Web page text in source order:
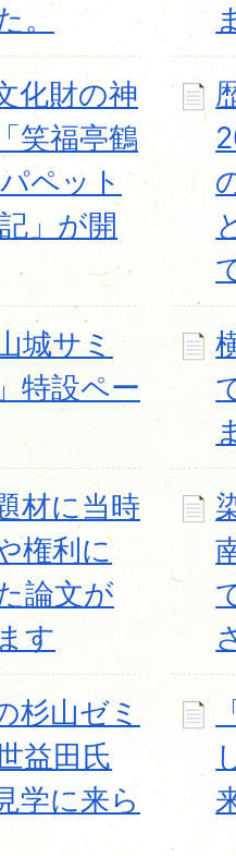
。
化財の神
笑福亭鶴
ペット
」が開
城サミ
特設ペー
材に当時
権利に
論文が
す
杉山ゼミ
益田氏
学に来ら